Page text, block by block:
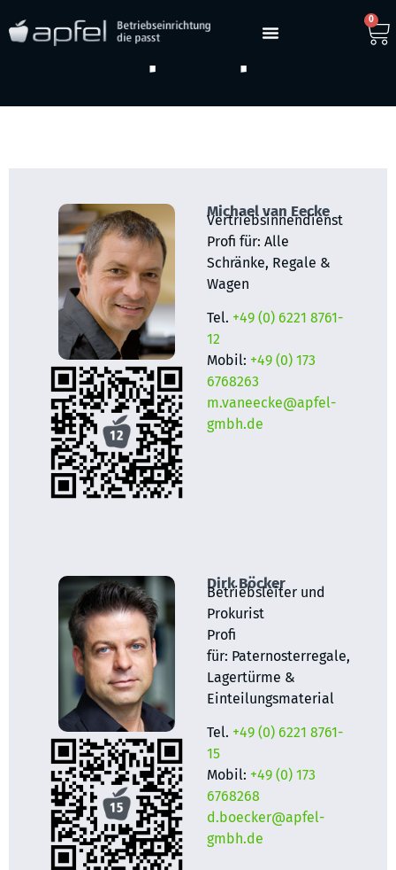
0
Ihre Ansprechpartner
Michael van Eecke
Vertriebsinnendienst
Profi für: Alle
Schränke, Regale &
Wagen
Tel. +49 (0) 6221 8761-
12
Mobil: +49 (0) 173
6768263
m.vaneecke@apfel-
gmbh.de
Dirk Böcker
Betriebsleiter und
Prokurist
Profi
für: Paternosterregale,
Lagertürme &
Einteilungsmaterial
Tel. +49 (0) 6221 8761-
15
Mobil: +49 (0) 173
6768268
d.boecker@apfel-
gmbh.de